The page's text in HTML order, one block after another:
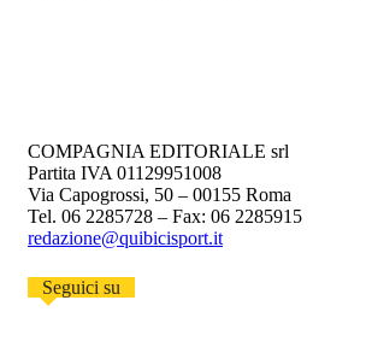
COMPAGNIA EDITORIALE srl
Partita IVA 01129951008
Via Capogrossi, 50 – 00155 Roma
Tel. 06 2285728 – Fax: 06 2285915
redazione@quibicisport.it
Seguici su